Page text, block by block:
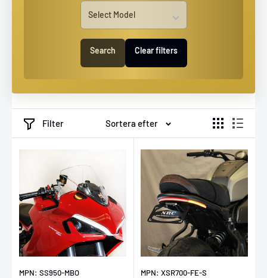
Search Clear filters
Filter Sortera efter
MPN: SS950-MBO MPN: XSR700-FE-S